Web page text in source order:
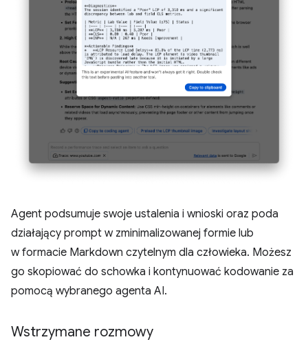
Agent podsumuje swoje ustalenia i wnioski oraz poda
działający prompt w zminimalizowanej formie lub
w formacie Markdown czytelnym dla człowieka. Możesz
go skopiować do schowka i kontynuować kodowanie za
pomocą wybranego agenta AI.
Wstrzymane rozmowy